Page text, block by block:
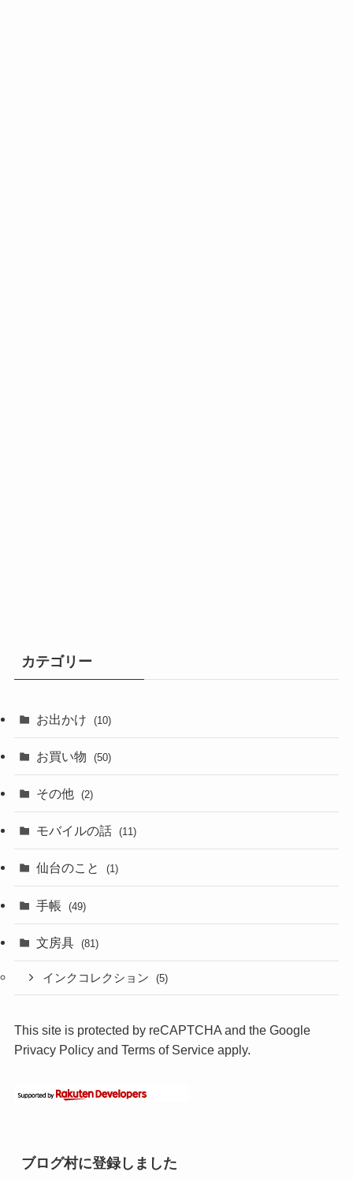
カテゴリー
お出かけ (10)
お買い物 (50)
その他 (2)
モバイルの話 (11)
仙台のこと (1)
手帳 (49)
文房具 (81)
インクコレクション (5)
This site is protected by reCAPTCHA and the Google
Privacy Policyand Terms of Serviceapply.
ブログ村に登録しました